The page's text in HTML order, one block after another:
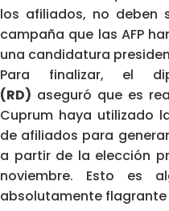
los afiliados, no deben
campaña que las AFP
una candidatura
Para finalizar, el
(RD) aseguró que es
Cuprum haya utilizado
de afiliados para
a partir de la elección
noviembre. Esto es
absolutamente